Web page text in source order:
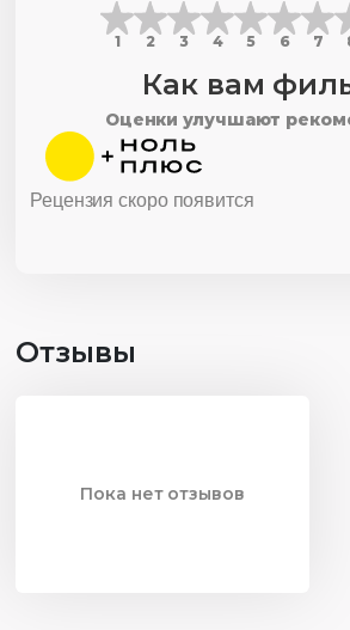
1 2 3 4 5 6 7
Как вам
Оценки улучшают
Рецензия скоро появится
Отзывы
Пока нет отзывов